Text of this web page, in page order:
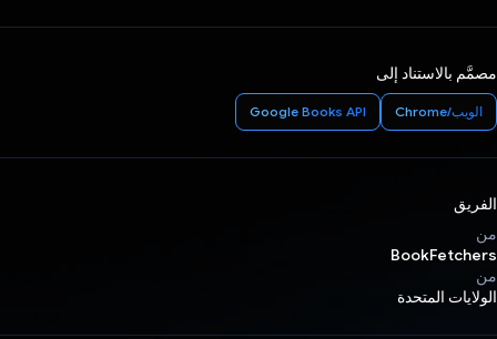
مصمَّم بالاستناد إلى
الويب/Chrome Google Books API
الفريق
من
BookFetchers
من
الولايات المتحدة